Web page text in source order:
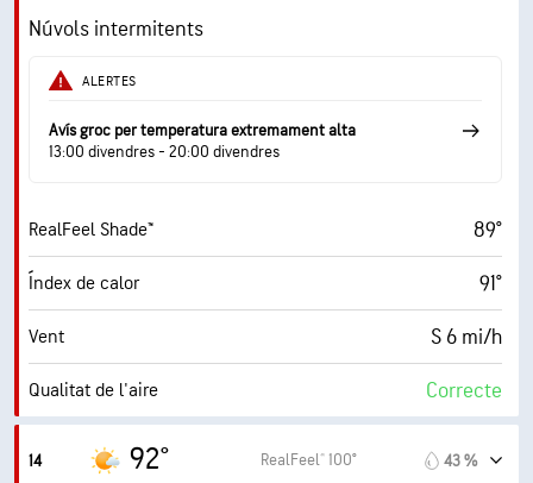
Ràfegues
Humitat
Punt de rosada 65° F
Nuvolositat 11 %
Visibilitat 10 mi
Sostre de núvols 30000 ft
Núvols intermitents
ALERTES
Avís groc per temperatura extremament alta
13:00 divendres - 20:00 divendres
RealFeel Shade™ 89°
Índex de calor 91°
Vent S 6 mi/h
Qualitat de l'aire Correcte
Índex UV màxim
14 92° RealFeel® 100° 43 %